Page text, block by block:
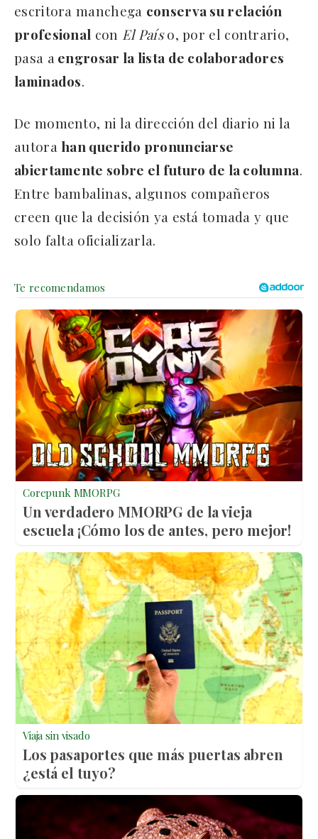
escritora manchega conserva su relación
profesional con El Paíso, por el contrario,
pasa a engrosar la lista de colaboradores
laminados.
De momento, ni la dirección del diario ni la
autora han querido pronunciarse
abiertamente sobre el futuro de la columna.
Entre bambalinas, algunos compañeros
creen que la decisión ya está tomada y que
solo falta oficializarla.
Corepunk MMORPG
Un verdadero MMORPG de la vieja
escuela ¡Cómo los de antes, pero mejor!
Viaja sin visado
Los pasaportes que más puertas abren
¿está el tuyo?